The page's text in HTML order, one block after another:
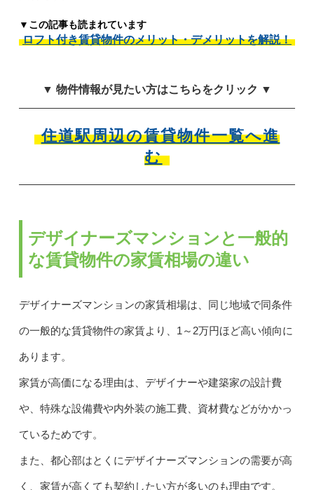
▼この記事も読まれています
ロフト付き賃貸物件のメリット・デメリットを解説！
▼ 物件情報が見たい方はこちらをクリック ▼
住道駅周辺の賃貸物件一覧へ進
む
デザイナーズマンションと一般的
な賃貸物件の家賃相場の違い
デザイナーズマンションの家賃相場は、同じ地域で同条件
の一般的な賃貸物件の家賃より、1～2万円ほど高い傾向に
あります。
家賃が高価になる理由は、デザイナーや建築家の設計費
や、特殊な設備費や内外装の施工費、資材費などがかかっ
ているためです。
また、都心部はとくにデザイナーズマンションの需要が高
く、家賃が高くても契約したい方が多いのも理由です。